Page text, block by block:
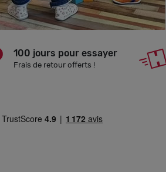
100 jours pour essayer
Frais de retour offerts !